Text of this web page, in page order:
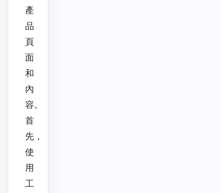
產
品
頁
面
和
內
容。
首
先，
使
用
工